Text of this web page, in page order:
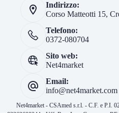
Indirizzo:
Corso Matteotti 15,
Telefono:
0372-080704
Sito web:
Net4market
Email:
info@net4market.com
Net4market - CSAmed s.r.l. - C.F. e P.I.